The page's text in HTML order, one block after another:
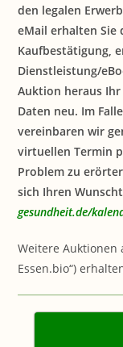
den legalen
eMail erhalten Sie
Kaufbestätigung,
Dienstleistung/
Auktion heraus
Daten neu. Im
vereinbaren wir
virtuellen Termin
Problem zu
sich Ihren
gesundheit.de/
Weitere Auktionen
Essen.bio“)